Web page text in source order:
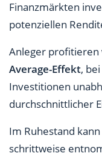
Finanzmärkten
potenziellen
Anleger profitieren
Average-Effekt,
Investitionen
durchschnittlicher
Im Ruhestand
schrittweise